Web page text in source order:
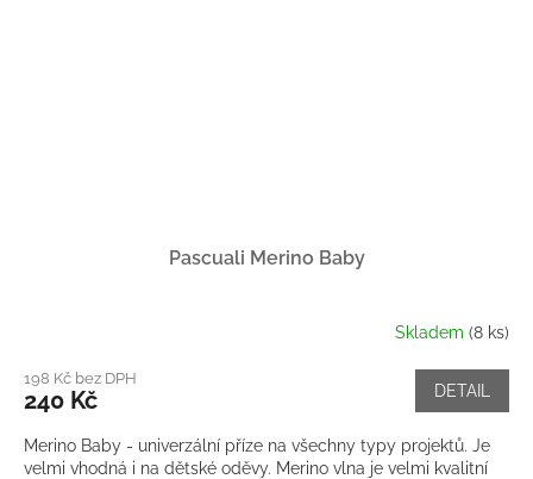
Pascuali Merino Baby
Skladem (8 ks)
198 Kč bez DPH
240 Kč DETAIL
Merino Baby - univerzální příze na všechny typy projektů. Je
velmi vhodná i na dětské oděvy. Merino vlna je velmi kvalitní